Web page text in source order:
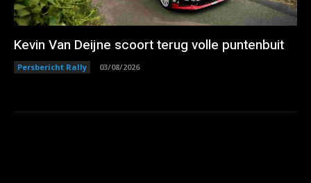
Kevin Van Deijne scoort terug volle puntenbuit
Persbericht Rally 03/08/2026